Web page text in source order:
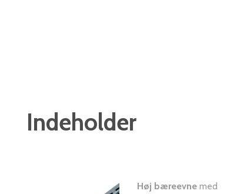
Indeholder
Høj bæreevnemed